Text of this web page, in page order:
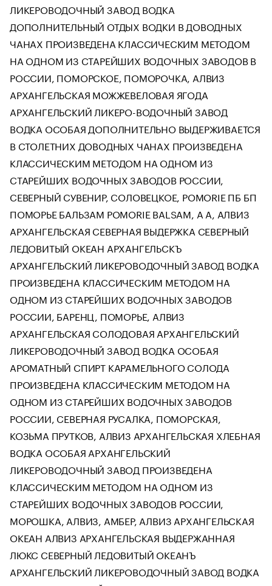
ЛИКЕРОВОДОЧНЫЙ ЗАВОД ВОДКА
ДОПОЛНИТЕЛЬНЫЙ ОТДЫХ ВОДКИ В ДОВОДНЫХ
ЧАНАХ ПРОИЗВЕДЕНА КЛАССИЧЕСКИМ МЕТОДОМ
НА ОДНОМ ИЗ СТАРЕЙШИХ ВОДОЧНЫХ ЗАВОДОВ В
РОССИИ, ПОМОРСКОЕ, ПОМОРОЧКА, АЛВИЗ
АРХАНГЕЛЬСКАЯ МОЖЖЕВЕЛОВАЯ ЯГОДА
АРХАНГЕЛЬСКИЙ ЛИКЕРО-ВОДОЧНЫЙ ЗАВОД
ВОДКА ОСОБАЯ ДОПОЛНИТЕЛЬНО ВЫДЕРЖИВАЕТСЯ
В СТОЛЕТНИХ ДОВОДНЫХ ЧАНАХ ПРОИЗВЕДЕНА
КЛАССИЧЕСКИМ МЕТОДОМ НА ОДНОМ ИЗ
СТАРЕЙШИХ ВОДОЧНЫХ ЗАВОДОВ РОССИИ,
СЕВЕРНЫЙ СУВЕНИР, СОЛОВЕЦКОЕ, POMORIE ПБ БП
ПОМОРЬЕ БАЛЬЗАМ POMORIE BALSAM, A А, АЛВИЗ
АРХАНГЕЛЬСКАЯ СЕВЕРНАЯ ВЫДЕРЖКА СЕВЕРНЫЙ
ЛЕДОВИТЫЙ ОКЕАН АРХАНГЕЛЬСКЪ
АРХАНГЕЛЬСКИЙ ЛИКЕРОВОДОЧНЫЙ ЗАВОД ВОДКА
ПРОИЗВЕДЕНА КЛАССИЧЕСКИМ МЕТОДОМ НА
ОДНОМ ИЗ СТАРЕЙШИХ ВОДОЧНЫХ ЗАВОДОВ
РОССИИ, БАРЕНЦ, ПОМОРЬЕ, АЛВИЗ
АРХАНГЕЛЬСКАЯ СОЛОДОВАЯ АРХАНГЕЛЬСКИЙ
ЛИКЕРОВОДОЧНЫЙ ЗАВОД ВОДКА ОСОБАЯ
АРОМАТНЫЙ СПИРТ КАРАМЕЛЬНОГО СОЛОДА
ПРОИЗВЕДЕНА КЛАССИЧЕСКИМ МЕТОДОМ НА
ОДНОМ ИЗ СТАРЕЙШИХ ВОДОЧНЫХ ЗАВОДОВ
РОССИИ, СЕВЕРНАЯ РУСАЛКА, ПОМОРСКАЯ,
КОЗЬМА ПРУТКОВ, АЛВИЗ АРХАНГЕЛЬСКАЯ ХЛЕБНАЯ
ВОДКА ОСОБАЯ АРХАНГЕЛЬСКИЙ
ЛИКЕРОВОДОЧНЫЙ ЗАВОД ПРОИЗВЕДЕНА
КЛАССИЧЕСКИМ МЕТОДОМ НА ОДНОМ ИЗ
СТАРЕЙШИХ ВОДОЧНЫХ ЗАВОДОВ РОССИИ,
МОРОШКА, АЛВИЗ, АМБЕР, АЛВИЗ АРХАНГЕЛЬСКАЯ
ОКЕАН АЛВИЗ АРХАНГЕЛЬСКАЯ ВЫДЕРЖАННАЯ
ЛЮКС СЕВЕРНЫЙ ЛЕДОВИТЫЙ ОКЕАНЪ
АРХАНГЕЛЬСКИЙ ЛИКЕРОВОДОЧНЫЙ ЗАВОД ВОДКА